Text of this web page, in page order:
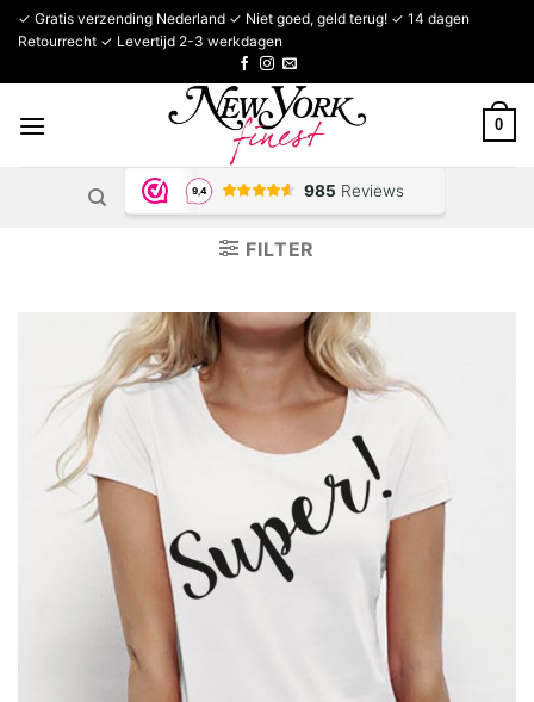
Ga
naar
✓ Gratis verzending Nederland ✓ Niet goed, geld terug! ✓ 14 dagen
Retourrecht ✓ Levertijd 2-3 werkdagen
0
FILTER